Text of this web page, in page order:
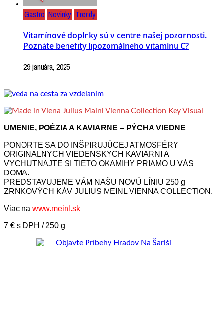
Gastro Novinky Trendy
Vitamínové doplnky sú v centre našej pozornosti.
Poznáte benefity lipozomálneho vitamínu C?
29 januára, 2025
UMENIE, POÉZIA A KAVIARNE – PÝCHA VIEDNE
PONORTE SA DO INŠPIRUJÚCEJ ATMOSFÉRY
ORIGINÁLNYCH VIEDENSKÝCH KAVIARNÍ A
VYCHUTNAJTE SI TIETO OKAMIHY PRIAMO U VÁS
DOMA.
PREDSTAVUJEME VÁM NAŠU NOVÚ LÍNIU 250 g
ZRNKOVÝCH KÁV JULIUS MEINL VIENNA COLLECTION.
Viac na www.meinl.sk
7 € s DPH / 250 g